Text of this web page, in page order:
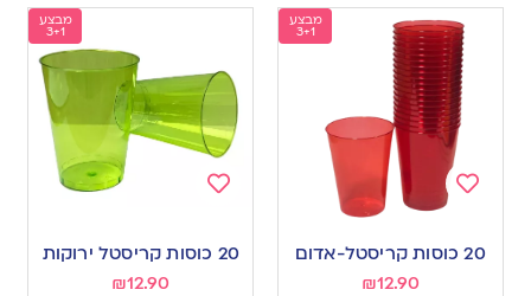
מבצע
3+1
to
wishlist
20 כוסות קריסטל-אדום
₪12.90
מבצע
3+1
to
wishlist
20 כוסות קריסטל ירוקות
₪12.90